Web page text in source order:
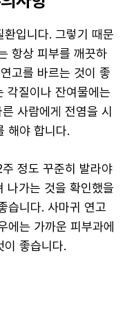
입니다. 그렇기 때문
항상 피부를 깨끗하
고를 바르는 것이 좋
각질이나 잔여물에는
사람에게 전염을 시
해야 합니다.
정도 꾸준히 발라야
나가는 것을 확인했을
습니다. 사마귀 연고
에는 가까운 피부과에
이 좋습니다.